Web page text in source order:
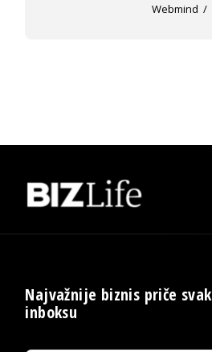
Webmind
Najvažnije biznis priče
inboksu